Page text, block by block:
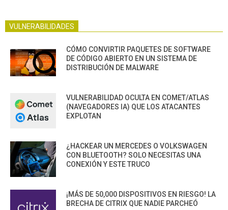
VULNERABILIDADES
CÓMO CONVIRTIR PAQUETES DE SOFTWARE
DE CÓDIGO ABIERTO EN UN SISTEMA DE
DISTRIBUCIÓN DE MALWARE
VULNERABILIDAD OCULTA EN COMET/ATLAS
(NAVEGADORES IA) QUE LOS ATACANTES
EXPLOTAN
¿HACKEAR UN MERCEDES O VOLKSWAGEN
CON BLUETOOTH? SOLO NECESITAS UNA
CONEXIÓN Y ESTE TRUCO
¡MÁS DE 50,000 DISPOSITIVOS EN RIESGO! LA
BRECHA DE CITRIX QUE NADIE PARCHEÓ